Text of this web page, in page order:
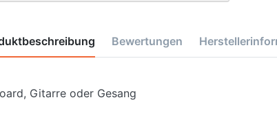
Bewertungen
Gitarre oder Gesang